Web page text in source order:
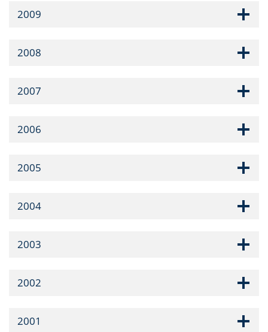
2009
2008
2007
2006
2005
2004
2003
2002
2001